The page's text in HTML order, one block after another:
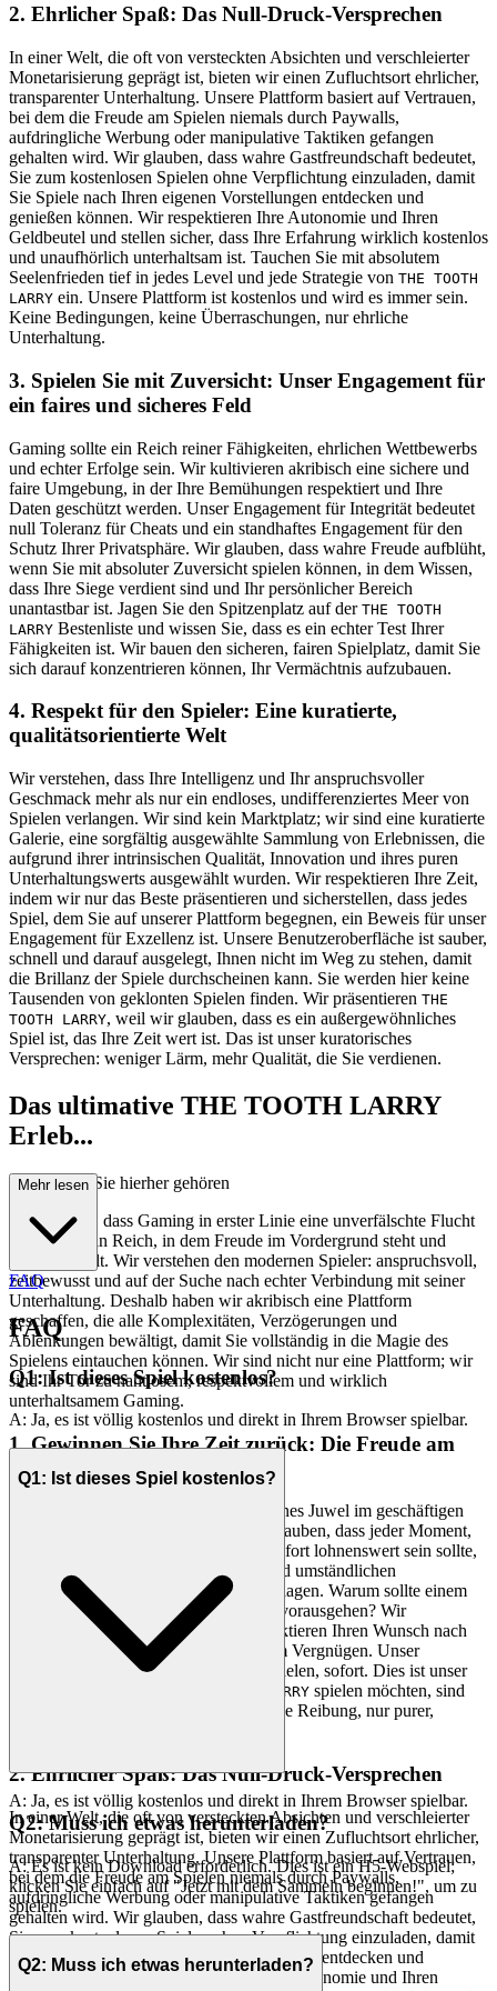
2. Ehrlicher Spaß: Das Null-Druck-Versprechen
In einer Welt, die oft von versteckten Absichten und verschleierter
Monetarisierung geprägt ist, bieten wir einen Zufluchtsort ehrlicher,
transparenter Unterhaltung. Unsere Plattform basiert auf Vertrauen,
bei dem die Freude am Spielen niemals durch Paywalls,
aufdringliche Werbung oder manipulative Taktiken gefangen
gehalten wird. Wir glauben, dass wahre Gastfreundschaft bedeutet,
Sie zum kostenlosen Spielen ohne Verpflichtung einzuladen, damit
Sie Spiele nach Ihren eigenen Vorstellungen entdecken und
genießen können. Wir respektieren Ihre Autonomie und Ihren
Geldbeutel und stellen sicher, dass Ihre Erfahrung wirklich kostenlos
und unaufhörlich unterhaltsam ist. Tauchen Sie mit absolutem
Seelenfrieden tief in jedes Level und jede Strategie von THE TOOTH
LARRY ein. Unsere Plattform ist kostenlos und wird es immer sein.
Keine Bedingungen, keine Überraschungen, nur ehrliche
Unterhaltung.
3. Spielen Sie mit Zuversicht: Unser Engagement für
ein faires und sicheres Feld
Gaming sollte ein Reich reiner Fähigkeiten, ehrlichen Wettbewerbs
und echter Erfolge sein. Wir kultivieren akribisch eine sichere und
faire Umgebung, in der Ihre Bemühungen respektiert und Ihre
Daten geschützt werden. Unser Engagement für Integrität bedeutet
null Toleranz für Cheats und ein standhaftes Engagement für den
Schutz Ihrer Privatsphäre. Wir glauben, dass wahre Freude aufblüht,
wenn Sie mit absoluter Zuversicht spielen können, in dem Wissen,
dass Ihre Siege verdient sind und Ihr persönlicher Bereich
unantastbar ist. Jagen Sie den Spitzenplatz auf der THE TOOTH
LARRY Bestenliste und wissen Sie, dass es ein echter Test Ihrer
Fähigkeiten ist. Wir bauen den sicheren, fairen Spielplatz, damit Sie
sich darauf konzentrieren können, Ihr Vermächtnis aufzubauen.
4. Respekt für den Spieler: Eine kuratierte,
qualitätsorientierte Welt
Wir verstehen, dass Ihre Intelligenz und Ihr anspruchsvoller
Geschmack mehr als nur ein endloses, undifferenziertes Meer von
Spielen verlangen. Wir sind kein Marktplatz; wir sind eine kuratierte
Galerie, eine sorgfältig ausgewählte Sammlung von Erlebnissen, die
aufgrund ihrer intrinsischen Qualität, Innovation und ihres puren
Unterhaltungswerts ausgewählt wurden. Wir respektieren Ihre Zeit,
indem wir nur das Beste präsentieren und sicherstellen, dass jedes
Spiel, dem Sie auf unserer Plattform begegnen, ein Beweis für unser
Engagement für Exzellenz ist. Unsere Benutzeroberfläche ist sauber,
schnell und darauf ausgelegt, Ihnen nicht im Weg zu stehen, damit
die Brillanz der Spiele durchscheinen kann. Sie werden hier keine
Tausenden von geklonten Spielen finden. Wir präsentieren THE
TOOTH LARRY, weil wir glauben, dass es ein außergewöhnliches
Spiel ist, das Ihre Zeit wert ist. Das ist unser kuratorisches
Versprechen: weniger Lärm, mehr Qualität, die Sie verdienen.
Das ultimative THE TOOTH LARRY
Erleb...
nis: Warum Sie hierher gehören
Wir glauben, dass Gaming in erster Linie eine unverfälschte Flucht
sein sollte, ein Reich, in dem Freude im Vordergrund steht und
Reibung fehlt. Wir verstehen den modernen Spieler: anspruchsvoll,
zeitbewusst und auf der Suche nach echter Verbindung mit seiner
Unterhaltung. Deshalb haben wir akribisch eine Plattform
geschaffen, die alle Komplexitäten, Verzögerungen und
Ablenkungen bewältigt, damit Sie vollständig in die Magie des
Spielens eintauchen können. Wir sind nicht nur eine Plattform; wir
sind Ihr Tor zu nahtlosem, respektvollem und wirklich
unterhaltsamem Gaming.
1. Gewinnen Sie Ihre Zeit zurück: Die Freude am
sofortigen Spielen
Ihre Zeit ist ein kostbares Gut, ein seltenes Juwel im geschäftigen
Rhythmus des täglichen Lebens. Wir glauben, dass jeder Moment,
den Sie mit uns verbringen möchten, sofort lohnenswert sein sollte,
frei von den mühsamen Wartezeiten und umständlichen
Installationen, die andere Plattformen plagen. Warum sollte einem
Moment der Flucht eine lästige Pflicht vorausgehen? Wir
rationalisieren die Erfahrung und respektieren Ihren Wunsch nach
sofortiger Befriedigung und mühelosem Vergnügen. Unser
Versprechen ist einfach: klicken und spielen, sofort. Dies ist unser
THE TOOTH LARRY spielen möchten, sind
Sie in Sekundenschnelle im Spiel. Keine Reibung, nur purer,
2. Ehrlicher Spaß: Das Null-Druck-Versprechen
In einer Welt, die oft von versteckten Absichten und verschleierter
Monetarisierung geprägt ist, bieten wir einen Zufluchtsort ehrlicher,
transparenter Unterhaltung. Unsere Plattform basiert auf Vertrauen,
bei dem die Freude am Spielen niemals durch Paywalls,
aufdringliche Werbung oder manipulative Taktiken gefangen
gehalten wird. Wir glauben, dass wahre Gastfreundschaft bedeutet,
Sie zum kostenlosen Spielen ohne Verpflichtung einzuladen, damit
Sie Spiele nach Ihren eigenen Vorstellungen entdecken und
genießen können. Wir respektieren Ihre Autonomie und Ihren
Mehr lesen
FAQ
FAQ
Q1: Ist dieses Spiel kostenlos?
A: Ja, es ist völlig kostenlos und direkt in Ihrem Browser spielbar.
Q1: Ist dieses Spiel kostenlos?
A: Ja, es ist völlig kostenlos und direkt in Ihrem Browser spielbar.
Q2: Muss ich etwas herunterladen?
A: Es ist kein Download erforderlich. Dies ist ein H5-Webspiel;
klicken Sie einfach auf "Jetzt mit dem Sammeln beginnen!", um zu
spielen.
Q2: Muss ich etwas herunterladen?